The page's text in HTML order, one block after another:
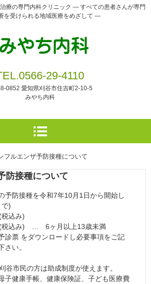
療の専門内科クリニック ― すべての患者さんが専門
を受けられる地域医療をめざして ―
29-4110
0852 愛知県刈谷市住吉町2-10-5
みやち内科
フルエンザ予防接種について
防接種について
予防接種を令和7年10月1日から開始し
で)
込み)
税込み) … 6ヶ月以上13歳未満
診票 をダウンロードし必要事項をご記
さい。
谷市民の方は助成制度が使えます。
子健康手帳、健康保険証、子ども医療費